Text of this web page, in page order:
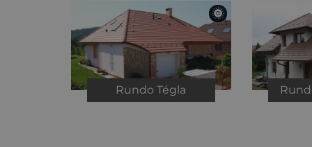
RundoTégla